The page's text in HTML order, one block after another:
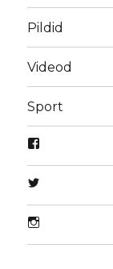
Pildid
Videod
Sport